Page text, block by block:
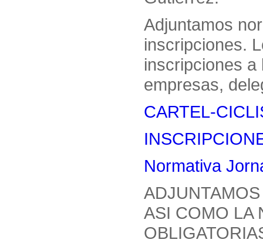
Adjuntamos
inscripciones.
inscripciones
empresas,
CARTEL-
Normativa
ASI COMO LA